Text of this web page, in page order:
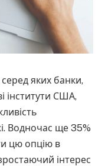
яких банки,
інститути США,
Водночас ще 35%
цю опцію в
інтерес